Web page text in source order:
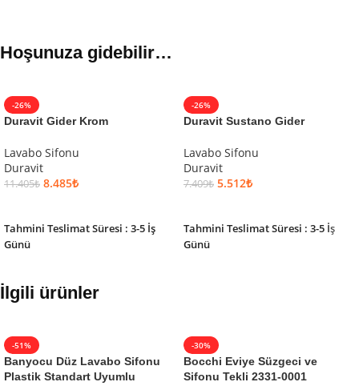
Hoşunuza gidebilir…
-26%
Duravit Gider Krom
Lavabo Sifonu
Duravit
11.405₺ 8.485₺
Tahmini Teslimat Süresi : 3-5 İş
Günü
-26%
Duravit Sustano Gider
Lavabo Sifonu
Duravit
7.409₺ 5.512₺
Tahmini Teslimat Süresi : 3-5 İş
Günü
İlgili ürünler
-51%
Banyocu Düz Lavabo Sifonu
Plastik Standart Uyumlu
-30%
Bocchi Eviye Süzgeci ve
Sifonu Tekli 2331-0001